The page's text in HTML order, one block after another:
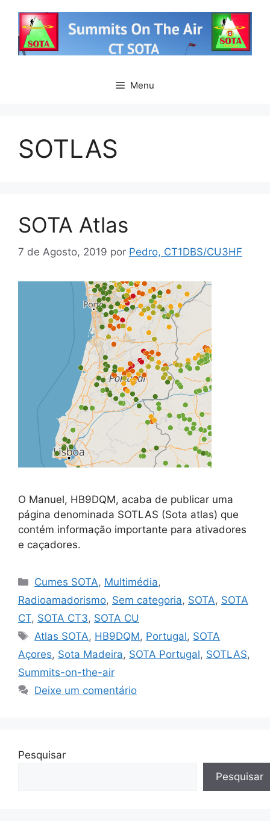
conteúdo
Menu
SOTLAS
SOTA Atlas
7 de Agosto, 2019 por Pedro, CT1DBS/CU3HF
O Manuel, HB9DQM, acaba de publicar uma
página denominada SOTLAS (Sota atlas) que
contém informação importante para ativadores
e caçadores.
Categorias
Cumes SOTA, Multimédia,
Radioamadorismo, Sem categoria, SOTA, SOTA
CT, SOTA CT3, SOTA CU
Etiquetas
Atlas SOTA, HB9DQM, Portugal, SOTA
Açores, Sota Madeira, SOTA Portugal, SOTLAS,
Summits-on-the-air
Deixe um comentário
Pesquisar
Pesquisar